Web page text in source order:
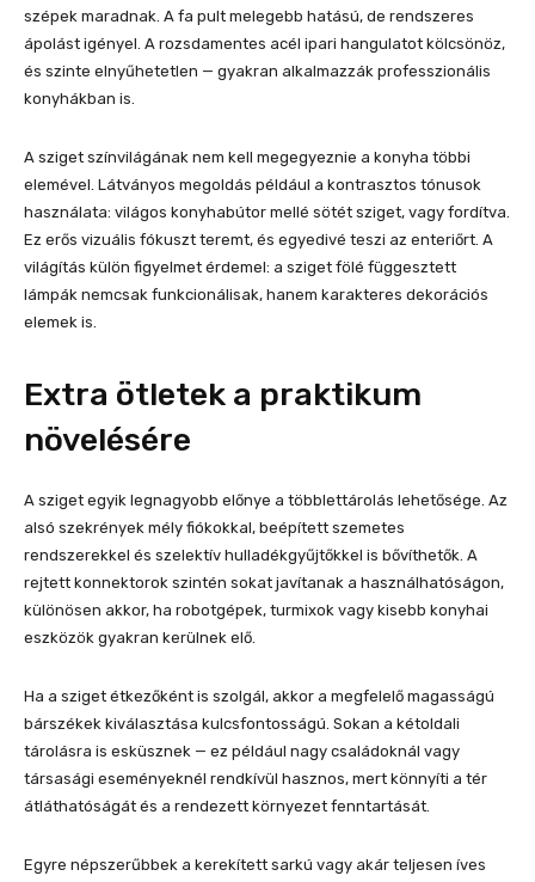
szépek maradnak. A fa pult melegebb hatású, de rendszeres
ápolást igényel. A rozsdamentes acél ipari hangulatot kölcsönöz,
és szinte elnyűhetetlen — gyakran alkalmazzák professzionális
konyhákban is.
A sziget színvilágának nem kell megegyeznie a konyha többi
elemével. Látványos megoldás például a kontrasztos tónusok
használata: világos konyhabútor mellé sötét sziget, vagy fordítva.
Ez erős vizuális fókuszt teremt, és egyedivé teszi az enteriőrt. A
világítás külön figyelmet érdemel: a sziget fölé függesztett
lámpák nemcsak funkcionálisak, hanem karakteres dekorációs
elemek is.
Extra ötletek a praktikum
növelésére
A sziget egyik legnagyobb előnye a többlettárolás lehetősége. Az
alsó szekrények mély fiókokkal, beépített szemetes
rendszerekkel és szelektív hulladékgyűjtőkkel is bővíthetők. A
rejtett konnektorok szintén sokat javítanak a használhatóságon,
különösen akkor, ha robotgépek, turmixok vagy kisebb konyhai
eszközök gyakran kerülnek elő.
Ha a sziget étkezőként is szolgál, akkor a megfelelő magasságú
bárszékek kiválasztása kulcsfontosságú. Sokan a kétoldali
tárolásra is esküsznek — ez például nagy családoknál vagy
társasági eseményeknél rendkívül hasznos, mert könnyíti a tér
átláthatóságát és a rendezett környezet fenntartását.
Egyre népszerűbbek a kerekített sarkú vagy akár teljesen íves